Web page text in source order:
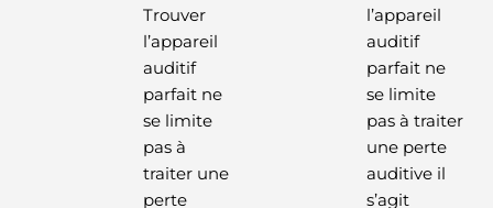
Trouver
l’appareil
auditif
parfait ne
se limite
pas à
traiter une
perte
l’appareil
auditif
parfait ne
se limite
pas à traiter
une perte
auditive il
s’agit